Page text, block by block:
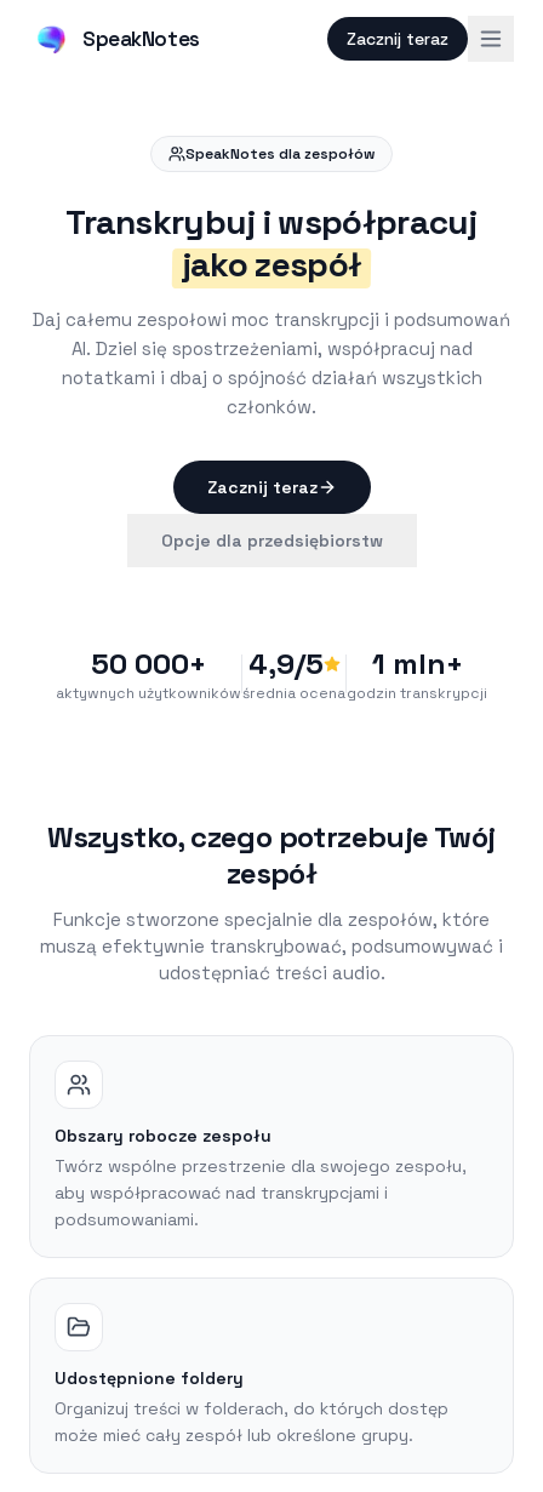
SpeakNotes Zacznij teraz
SpeakNotes dla zespołów
Transkrybuj i współpracuj
jako zespół
Daj całemu zespołowi moc transkrypcji i podsumowań
AI. Dziel się spostrzeżeniami, współpracuj nad
notatkami i dbaj o spójność działań wszystkich
członków.
Zacznij teraz
Opcje dla przedsiębiorstw
50 000+
aktywnych użytkowników
4,9/5
średnia ocena
1 mln+
godzin transkrypcji
Wszystko, czego potrzebuje Twój
zespół
Funkcje stworzone specjalnie dla zespołów, które
muszą efektywnie transkrybować, podsumowywać i
udostępniać treści audio.
Obszary robocze zespołu
Twórz wspólne przestrzenie dla swojego zespołu,
aby współpracować nad transkrypcjami i
podsumowaniami.
Udostępnione foldery
Organizuj treści w folderach, do których dostęp
może mieć cały zespół lub określone grupy.